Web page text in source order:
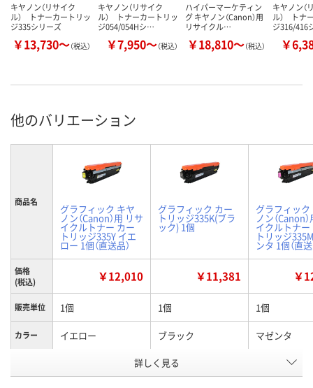
キヤノン（リサイク
ル） トナーカートリッ
ジ335シリーズ
￥13,730～（税込）
キヤノン（リサイク
ル） トナーカートリッ
ジ054/054Hシ…
￥7,950～（税込）
ハイパーマーケティン
グ キヤノン（Canon）用
リサイクル…
￥18,810～（税込）
キヤノン（
ル） トナ
ジ316/416
￥
他のバリエーション
商品名
グラフィック キヤ
ノン（Canon）用 リサ
イクルトナー カー
トリッジ335Y イエ
ロー 1個（直送品）
グラフィック カー
トリッジ335K(ブラ
ック) 1個
グラフィック
ノン（Canon
イクルトナー
トリッジ
ンタ 1個（直送
価格
(税込)
￥12,010 ￥11,381 ￥
販売単位 1個 1個 1個
カラー イエロー ブラック マゼンタ
XN41190 XN41179
詳しく見る